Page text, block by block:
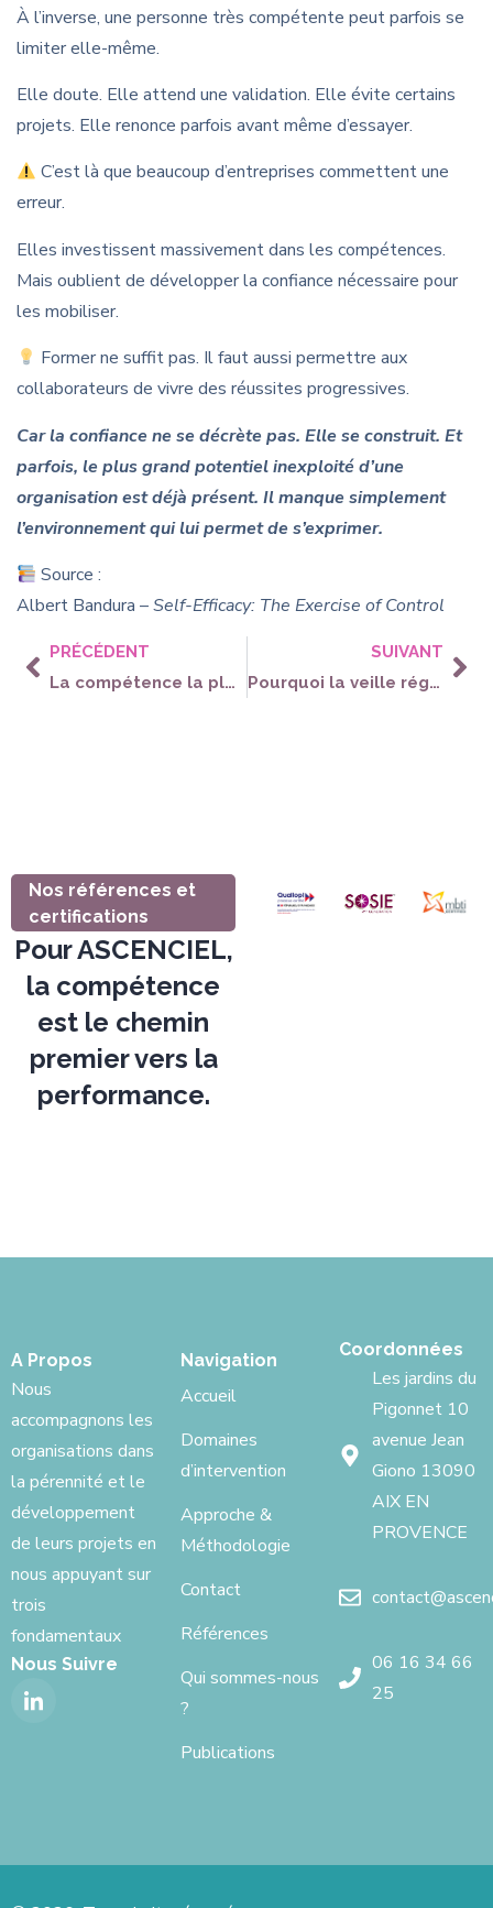
À l’inverse, une personne très compétente peut parfois se
limiter elle-même.
Elle doute. Elle attend une validation. Elle évite certains
projets. Elle renonce parfois avant même d’essayer.
C’est là que beaucoup d’entreprises commettent une
erreur.
Elles investissent massivement dans les compétences.
Mais oublient de développer la confiance nécessaire pour
les mobiliser.
Former ne suffit pas. Il faut aussi permettre aux
collaborateurs de vivre des réussites progressives.
Car la confiance ne se décrète pas. Elle se construit. Et
parfois, le plus grand potentiel inexploité d’une
organisation est déjà présent. Il manque simplement
l’environnement qui lui permet de s’exprimer.
Source :
Albert Bandura –Self-Efficacy: The Exercise of Control
PRÉCÉDENT
La compétence la plus rentable de 2030 n’est probablement pas celle que vous imaginez…
SUIVANT
Pourquoi la veille réglementaire est devenue un avantage concurrentiel pour les professionnels de la formation
Nos références et
certifications
Pour ASCENCIEL,
la compétence
est le chemin
premier vers la
performance.
A Propos
Nous
accompagnons les
organisations dans
la pérennité et le
développement
de leurs projets en
nous appuyant sur
trois
fondamentaux
Nous Suivre
Navigation
Accueil
Domaines
d’intervention
Approche &
Méthodologie
Contact
Références
Qui sommes-nous
?
Publications
Coordonnées
Les jardins du
Pigonnet 10
avenue Jean
Giono 13090
AIX EN
PROVENCE
06 16 34 66
25